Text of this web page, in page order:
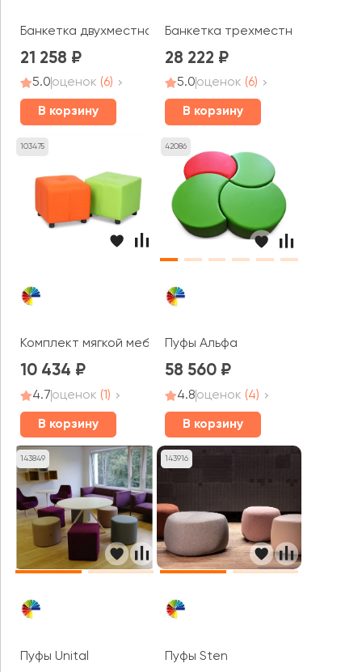
Банкетка двухместная Модуль / Module
21 258
5.0оценок (6)
В корзину
Банкетка трехместная Модуль
28 222
5.0оценок (6)
В корзину
103475
Комплект мягкой мебели Р-пуфы MVK
10 434
4.7оценок (1)
В корзину
42086
Пуфы Альфа
58 560
4.8оценок (4)
В корзину
143849
Пуфы Unital
143916
Пуфы Sten